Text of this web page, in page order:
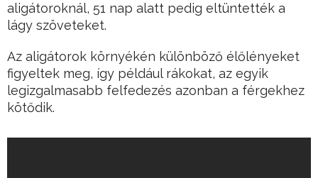
aligátoroknál, 51 nap alatt pedig eltüntették a
lágy szöveteket.
Az aligátorok környékén különböző élőlényeket
figyeltek meg, így például rákokat, az egyik
legizgalmasabb felfedezés azonban a férgekhez
kötődik.